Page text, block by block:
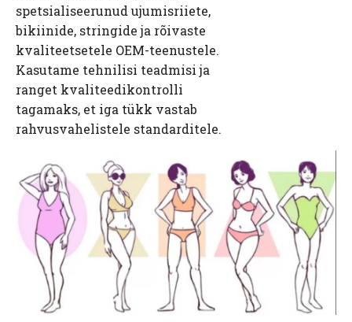
spetsialiseerunud ujumisriiete,
bikiinide, stringide ja rõivaste
kvaliteetsetele OEM-teenustele.
Kasutame tehnilisi teadmisi ja
ranget kvaliteedikontrolli
tagamaks, et iga tükk vastab
rahvusvahelistele standarditele.